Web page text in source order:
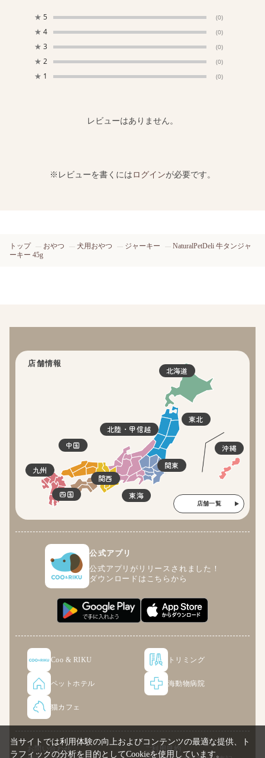
★ 5 (0)
★ 4 (0)
★ 3 (0)
★ 2 (0)
★ 1 (0)
レビューはありません。
※レビューを書くにはログインが必要です。
トップ おやつ 犬用おやつ ジャーキー
NaturalPetDeli 牛タンジャ
ーキー 45g
店舗情報
北海道
東北
関東
北陸・甲信越
東海
関西
四国
中国
九州
沖縄
店舗一覧
公式アプリ
公式アプリがリリースされました！
ダウンロードはこちらから
Coo & RIKU トリミング
ペットホテル 海動物病院
猫カフェ
お問い合わせ
ご利用規約
当サイトでは利用体験の向上およびコンテンツの最適な提供、ト
ラフィックの分析を目的としてCookieを使用しています。